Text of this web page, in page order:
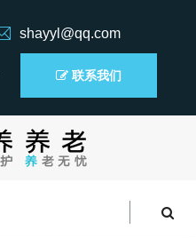
shayyl@qq.com
联系我们